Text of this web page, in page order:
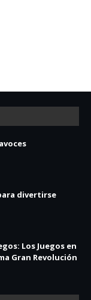
divertirse
Los Juegos en
Gran Revolución